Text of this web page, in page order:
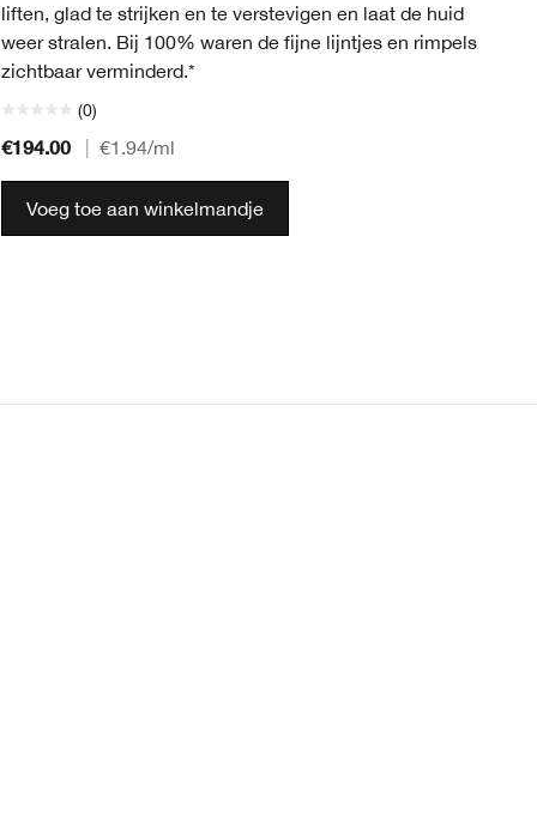
liften, glad te strijken en te verstevigen en laat de huid
weer stralen. Bij 100% waren de fijne lijntjes en rimpels
zichtbaar verminderd.*
(0)
€194.00 €1.94/ml
Voeg toe aan winkelmandje